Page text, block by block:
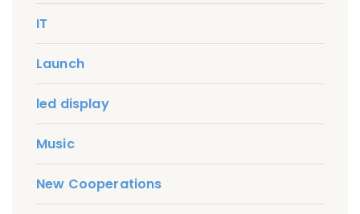
IT
Launch
led display
Music
New Cooperations